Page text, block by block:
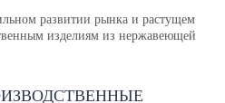
развитии рынка и растущем
изделиям из нержавеющей